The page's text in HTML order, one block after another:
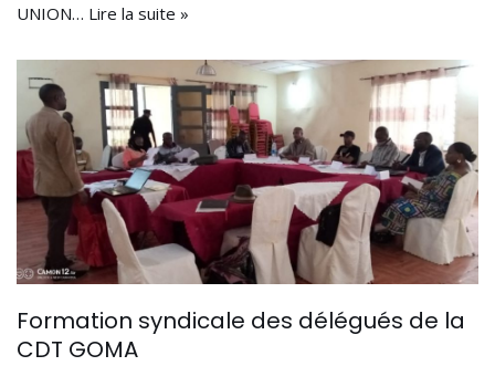
UNION… Lire la suite »
Formation syndicale des délégués de la
CDT GOMA